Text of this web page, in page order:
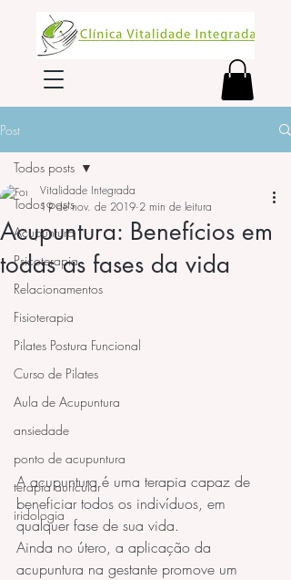
Post
Todos posts
Acupuntura
Psicoterapia
Relacionamentos
Fisioterapia
Pilates Postura Funcional
Curso de Pilates
Aula de Acupuntura
ansiedade
ponto de acupuntura
terapia auricular
iridologia
Todos posts
Acupuntura: Benefícios em
todas as fases da vida
Vitalidade Integrada
19 de nov. de 2019 2 min de leitura
A acupuntura é uma terapia capaz de
beneficiar todos os indivíduos, em
qualquer fase de sua vida.
Ainda no útero, a aplicação da
acupuntura na gestante promove um